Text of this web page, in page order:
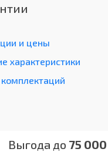
и цены
характеристики
Выгода до 75